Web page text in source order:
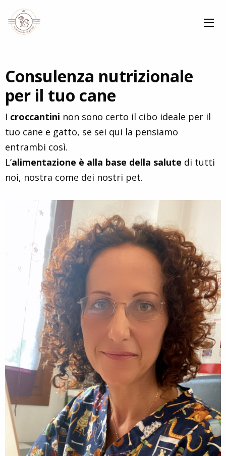
Consulenza nutrizionale
per il tuo cane
I croccantini non sono certo il cibo ideale per il
tuo cane e gatto, se sei qui la pensiamo
entrambi così.
L’alimentazione è alla base della salute di tutti
noi, nostra come dei nostri pet.